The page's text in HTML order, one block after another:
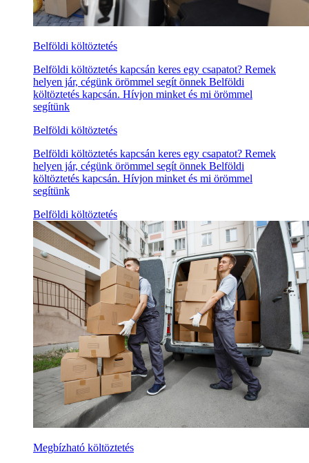
Belföldi költöztetés
Belföldi költöztetés kapcsán keres egy csapatot? Remek
helyen jár, cégünk örömmel segít önnek Belföldi
költöztetés kapcsán. Hívjon minket és mi örömmel
segítünk
Belföldi költöztetés
Belföldi költöztetés kapcsán keres egy csapatot? Remek
helyen jár, cégünk örömmel segít önnek Belföldi
költöztetés kapcsán. Hívjon minket és mi örömmel
segítünk
Belföldi költöztetés
Megbízható költöztetés